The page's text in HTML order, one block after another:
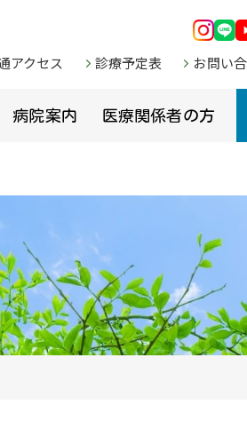
アクセス 診療予定表 お問い
病院案内 医療関係者の方